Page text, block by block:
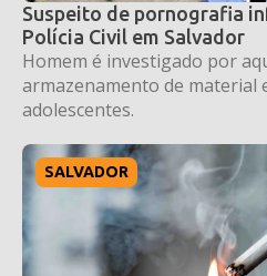
Suspeito de pornografia
Polícia Civil em Salvador
Homem é investigado por
armazenamento de material
adolescentes.
SALVADOR